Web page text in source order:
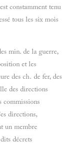
constamment tenu
tous les six mois
min. de la guerre,
et les
des ch. de fer, des
des directions
commissions
directions,
un membre
décrets